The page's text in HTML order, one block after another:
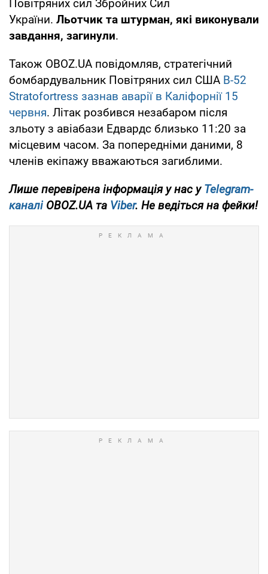
Повітряних сил Збройних Сил
України. Льотчик та штурман, які виконували
завдання, загинули.
Також OBOZ.UA повідомляв, стратегічний
бомбардувальник Повітряних сил США B-52
Stratofortress зазнав аварії в Каліфорнії 15
червня. Літак розбився незабаром після
зльоту з авіабази Едвардс близько 11:20 за
місцевим часом. За попередніми даними, 8
членів екіпажу вважаються загиблими.
Лише перевірена інформація у нас уTelegram-
каналіOBOZ.UA та Viber. Не ведіться на фейки!